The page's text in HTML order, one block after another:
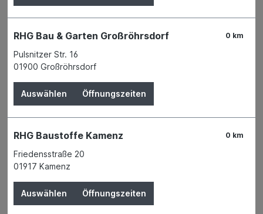
Messerscheide Leder
schwarz
HANS WERNER GMBH & CO. KG
0 km
RHG Bau & Garten Großröhrsdorf
Pulsnitzer Str. 16
01900 Großröhrsdorf
Auswählen Öffnungszeiten
0 km
RHG Baustoffe Kamenz
Friedensstraße 20
01917 Kamenz
Auswählen Öffnungszeiten